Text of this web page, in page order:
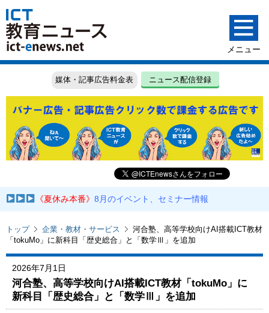
媒体・記事広告料金表 ニュース配信登録
《夏休み本番》8月のイベント、セミナー情報
トップ 企業・教材・サービス
河合塾、高等学校向けAI搭載ICT教材
「tokuMo」に新科目「歴史総合」と「数学Ⅲ」を追加
2026年7月1日
河合塾、高等学校向けAI搭載ICT教材「tokuMo」に
新科目「歴史総合」と「数学Ⅲ」を追加